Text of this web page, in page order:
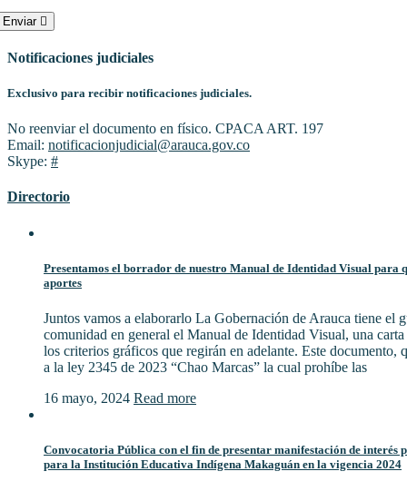
Enviar
Notificaciones judiciales
Exclusivo para recibir notificaciones judiciales.
No reenviar el documento en físico. CPACA ART. 197
Email: notificacionjudicial@arauca.gov.co
Skype: #
Directorio
Presentamos el borrador de nuestro Manual de Identidad Visual para
aportes
Juntos vamos a elaborarlo La Gobernación de Arauca tiene el
comunidad en general el Manual de Identidad Visual, una
los criterios gráficos que regirán en adelante. Este documento,
a la ley 2345 de 2023 “Chao Marcas” la cual prohíbe las
16 mayo, 2024 Read more
Convocatoria Pública con el fin de presentar manifestación de interés
para la Institución Educativa Indígena Makaguán en la vigencia 2024